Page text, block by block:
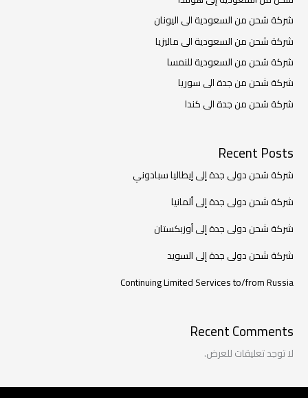
شركة شحن من السعودية الى اليونان
شركة شحن من السعودية الى ماليزيا
شركة شحن من السعودية للنمسا
شركة شحن من جدة الى سوريا
شركة شحن من جدة الى كندا
Recent Posts
شركة شحن دولى جدة إلى إيطاليا سبادوني
شركة شحن دولى جدة إلى ألمانيا
شركة شحن دولى جدة إلى أوزبكستان
شركة شحن دولى جدة إلى السويد
Continuing Limited Services to/from Russia
Recent Comments
لا توجد تعليقات للعرض.